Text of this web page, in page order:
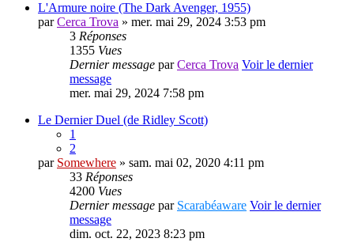
L'Armure noire (The Dark Avenger, 1955)
parCerca Trova » mer. mai 29, 2024 3:53 pm
3 Réponses
1355 Vues
Dernier message parCerca Trova Voir le dernier
message
mer. mai 29, 2024 7:58 pm
Le Dernier Duel (de Ridley Scott)
1
2
par Somewhere » sam. mai 02, 2020 4:11 pm
33 Réponses
4200 Vues
Dernier message par Scarabéaware Voir le dernier
message
dim. oct. 22, 2023 8:23 pm